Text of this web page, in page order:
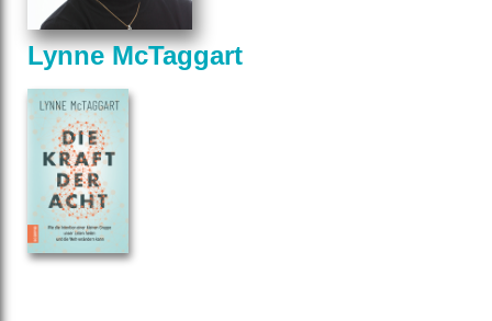
Lynne McTaggart